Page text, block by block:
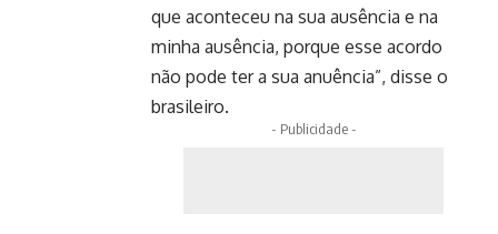
que aconteceu na sua ausência e na
minha ausência, porque esse acordo
não pode ter a sua anuência”, disse o
brasileiro.
- Publicidade -